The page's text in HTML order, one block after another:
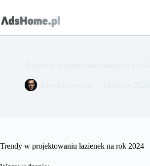
treści
Trendy w projektowaniu łazienek na rok 2024